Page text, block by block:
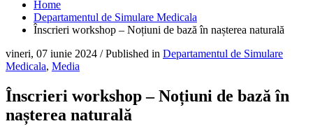
Home
Departamentul de Simulare Medicala
Înscrieri workshop – Noțiuni de bază în nașterea naturală
vineri, 07 iunie 2024 /Published in Departamentul de Simulare
Medicala, Media
Înscrieri workshop – Noțiuni de bază în
nașterea naturală